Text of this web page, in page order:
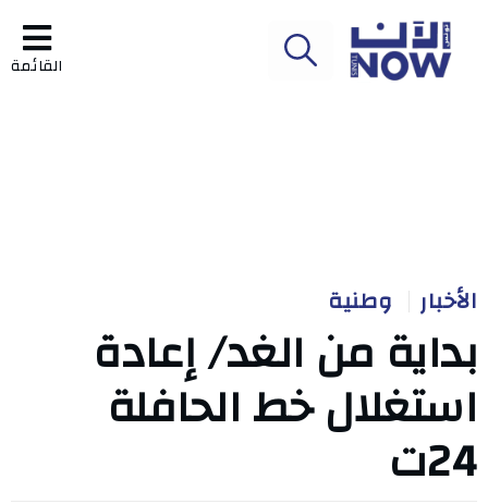
القائمة
الأخبار وطنية
بداية من الغد/ إعادة
استغلال خط الحافلة
24ت